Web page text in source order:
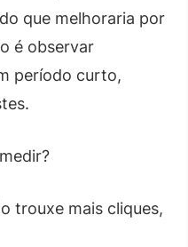
que melhoraria por
é observar
período curto,
trouxe mais cliques,